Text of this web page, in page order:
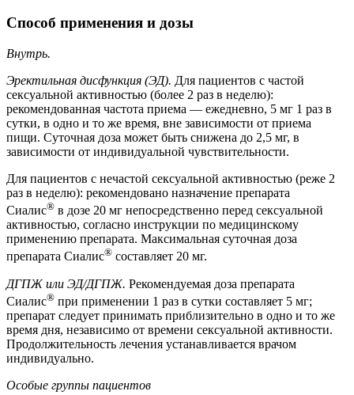
Способ применения и дозы
Внутрь.
Эректильная дисфункция (ЭД). Для пациентов с частой
сексуальной активностью (более 2 раз в неделю):
рекомендованная частота приема — ежедневно, 5 мг 1 раз в
сутки, в одно и то же время, вне зависимости от приема
пищи. Суточная доза может быть снижена до 2,5 мг, в
зависимости от индивидуальной чувствительности.
Для пациентов с нечастой сексуальной активностью (реже 2
раз в неделю): рекомендовано назначение препарата
Сиалис® в дозе 20 мг непосредственно перед сексуальной
активностью, согласно инструкции по медицинскому
применению препарата. Максимальная суточная доза
препарата Сиалис® составляет 20 мг.
ДГПЖ или ЭД/ДГПЖ. Рекомендуемая доза препарата
Сиалис® при применении 1 раз в сутки составляет 5 мг;
препарат следует принимать приблизительно в одно и то же
время дня, независимо от времени сексуальной активности.
Продолжительность лечения устанавливается врачом
индивидуально.
Особые группы пациентов